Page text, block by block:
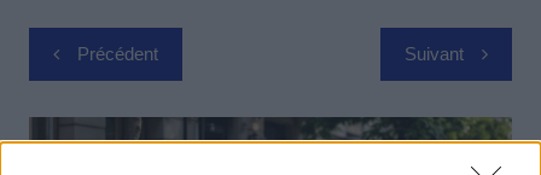
Navigation
de
l’article
Précédent Suivant